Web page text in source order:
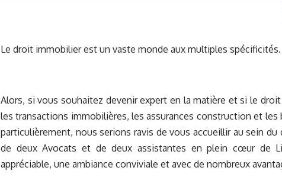
Le droit immobilier est un vaste monde aux multiples spécificités.
Alors, si vous souhaitez devenir expert en la matière et si le
les transactions immobilières, les assurances construction et les
particulièrement, nous serions ravis de vous accueillir au sein
de deux Avocats et de deux assistantes en plein cœur de
appréciable, une ambiance conviviale et avec de nombreux